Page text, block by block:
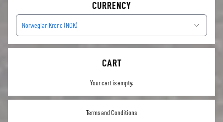
CURRENCY
Norwegian Krone (NOK)
CART
Your cart is empty.
Terms and Conditions